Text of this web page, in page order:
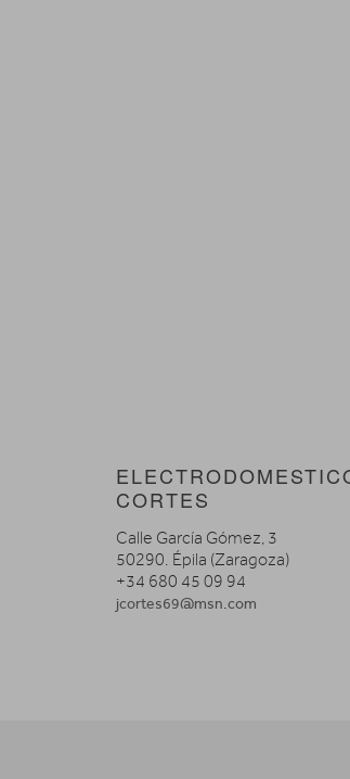
CORTES
Calle García Gómez, 3
50290. Épila (Zaragoza)
+34 680 45 09 94
jcortes69@msn.com